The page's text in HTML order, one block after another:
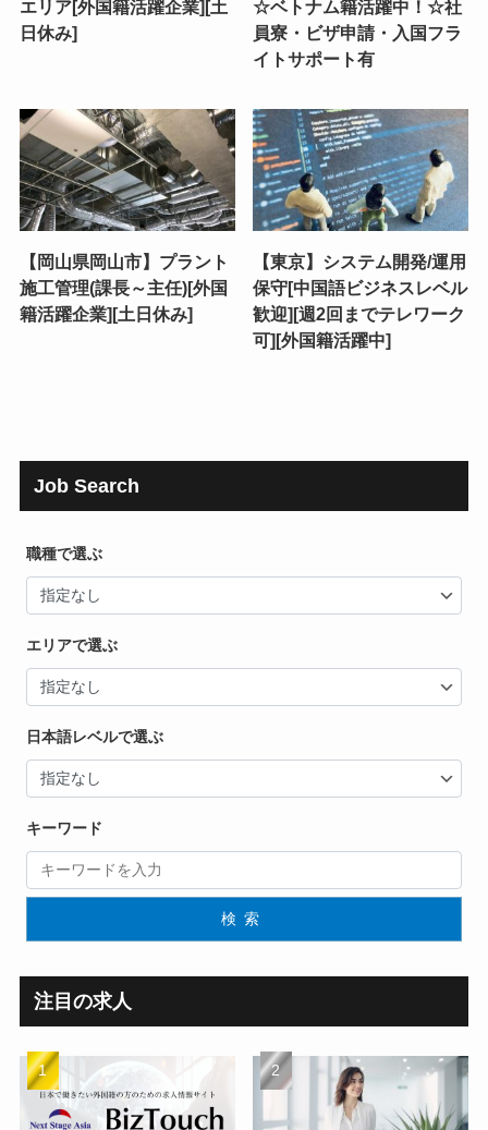
エリア[外国籍活躍企業][土
日休み]
☆ベトナム籍活躍中！☆社
員寮・ビザ申請・入国フラ
イトサポート有
【岡山県岡山市】プラント
施工管理(課長～主任)[外国
籍活躍企業][土日休み]
【東京】システム開発/運用
保守[中国語ビジネスレベル
歓迎][週2回までテレワーク
可][外国籍活躍中]
Job Search
職種で選ぶ
エリアで選ぶ
日本語レベルで選ぶ
キーワード
検索
注目の求人